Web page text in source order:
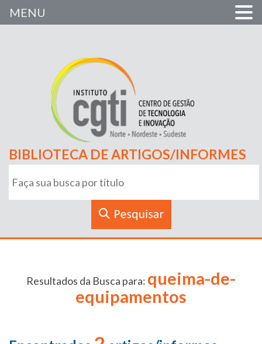
BIBLIOTECA DE ARTIGOS/INFORMES
Resultados da Busca para: queima-de-
equipamentos
MENU